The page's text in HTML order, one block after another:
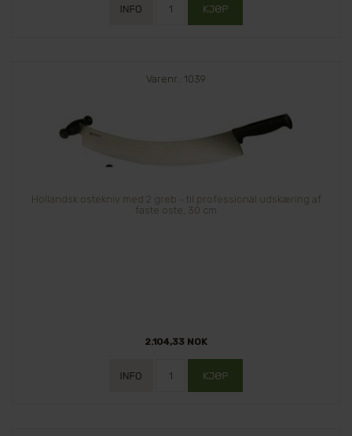
Varenr.: 1039
Hollandsk ostekniv med 2 greb - til professional udskæring af
faste oste, 30 cm
2.104,33 NOK